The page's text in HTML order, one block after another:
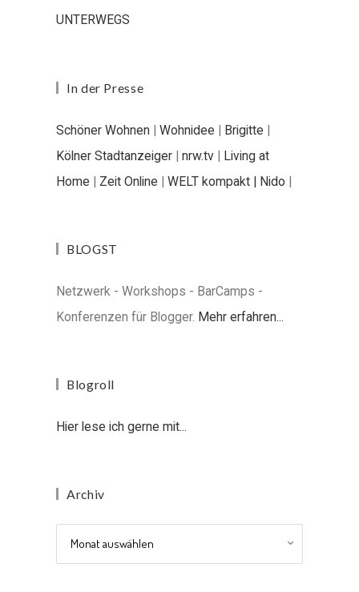
UNTERWEGS
In der Presse
Schöner Wohnen | Wohnidee | Brigitte |
Kölner Stadtanzeiger | nrw.tv | Living at
Home | Zeit Online | WELT kompakt | Nido |
BLOGST
Netzwerk - Workshops - BarCamps -
Konferenzen für Blogger. Mehr erfahren...
Blogroll
Hier lese ich gerne mit...
Archiv